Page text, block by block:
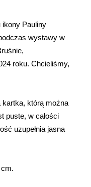
ikony Pauliny
wystawy w
roku. Chcieliśmy,
kartka, którą można
puste, w całości
uzupełnia jasna